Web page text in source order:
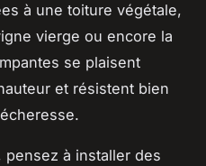
à une toiture végétale,
vierge ou encore la
se plaisent
et résistent bien
pensez à installer des